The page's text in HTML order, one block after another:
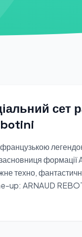
сет
французькою
формації
техно,
up: ARNAUD